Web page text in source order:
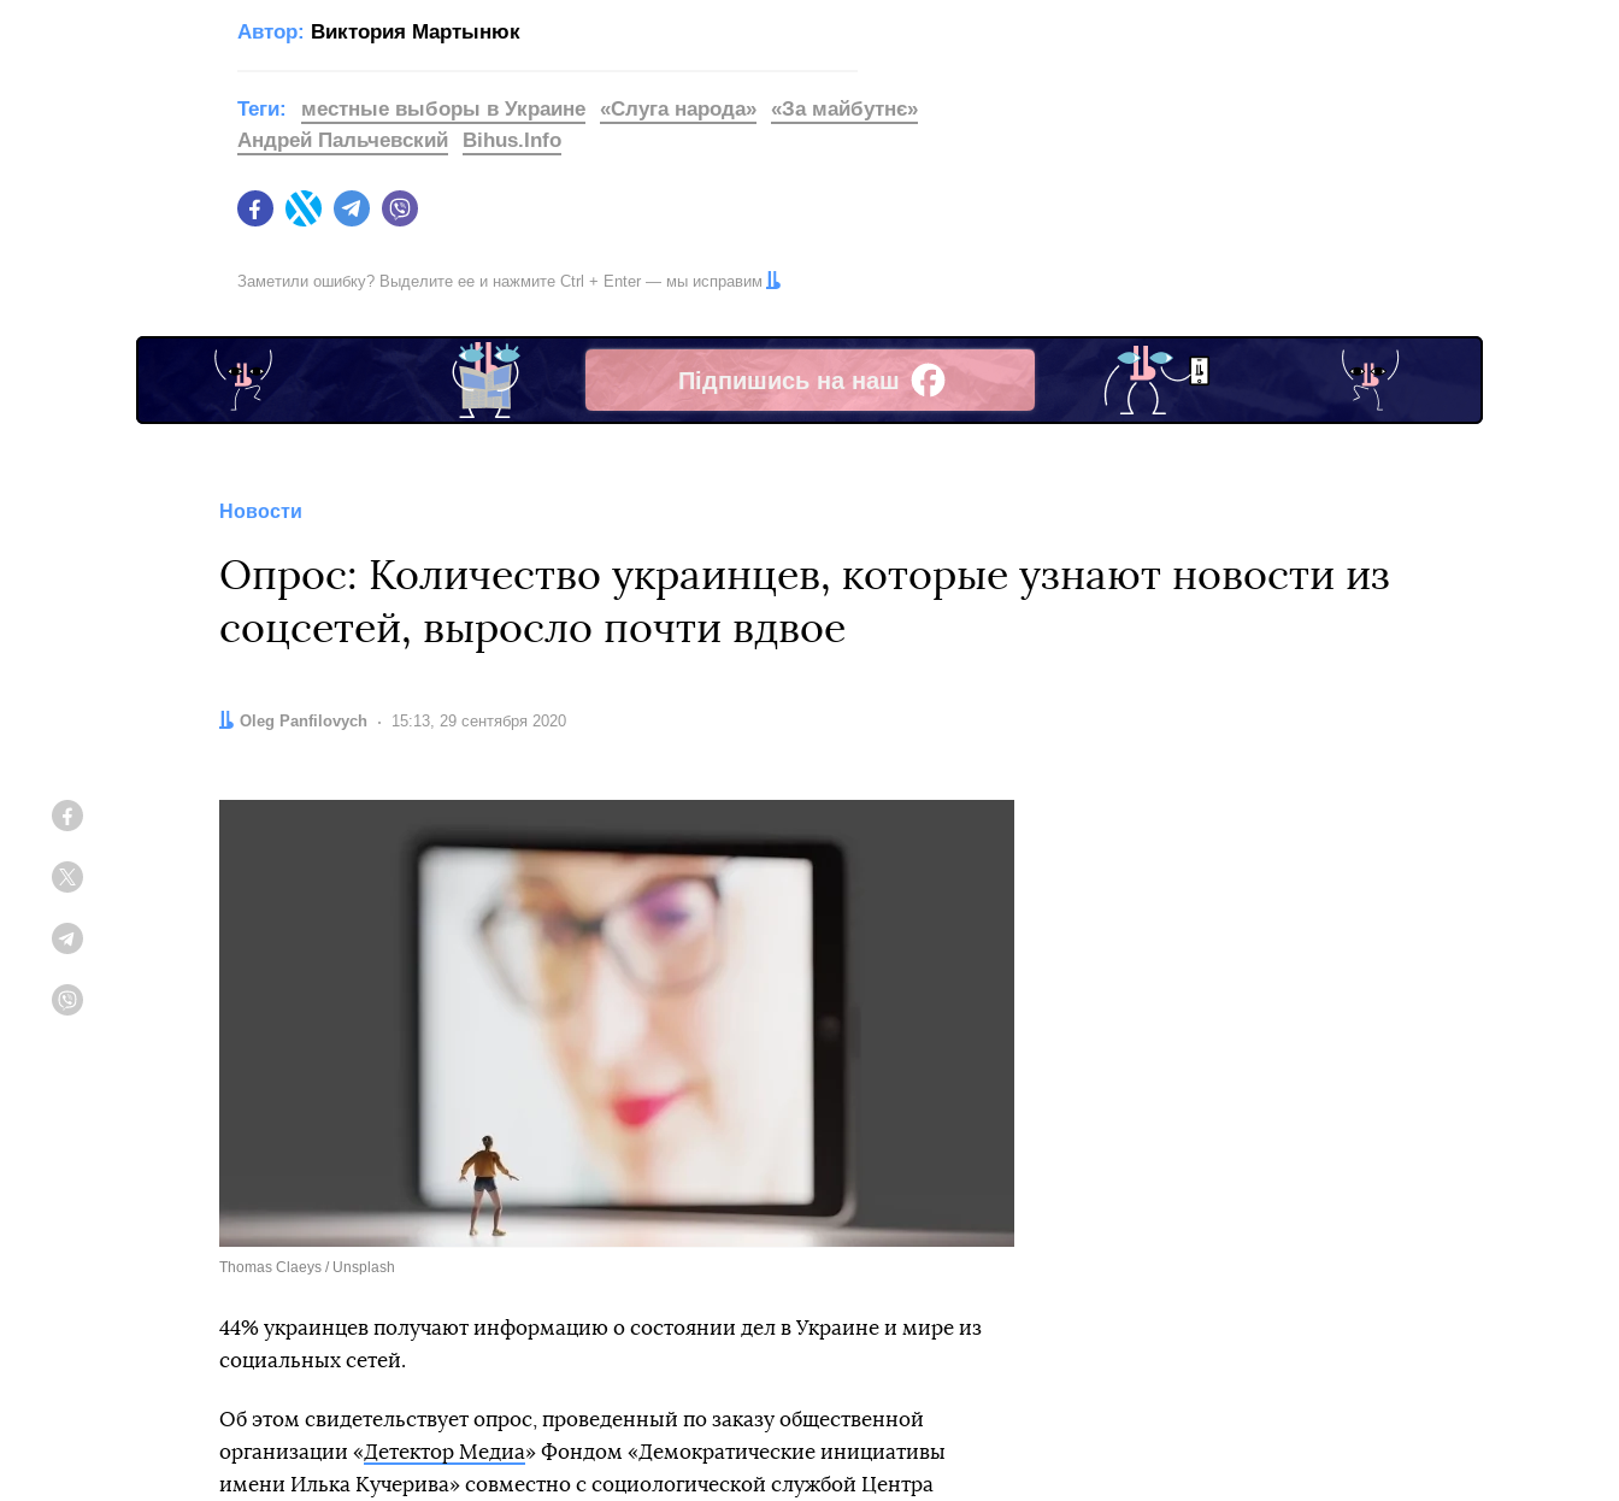
Автор: Виктория Мартынюк
FacebookTwitter Telegram
Теги: местные выборы в Украине «Слуга народа»
«За майбутнє»
Андрей Пальчевский
Bihus.Info
Заметили ошибку? Выделите ее и нажмите Ctrl + Enter — мы исправим
Підпишись на наш
Facebook
Новости
Опрос: Количество украинцев, которые узнают новости из
соцсетей, выросло почти вдвое
Автор:
Oleg Panfilovych Дата:
15:13, 29 сентября 2020
Thomas Claeys / Unsplash
44% украинцев получают информацию о состоянии дел в Украине и мире из
социальных сетей.
Об этом свидетельствует опрос, проведенный по заказу общественной
организации «Детектор Медиа» Фондом «Демократические инициативы
имени Илька Кучерива» совместно с социологической службой Центра